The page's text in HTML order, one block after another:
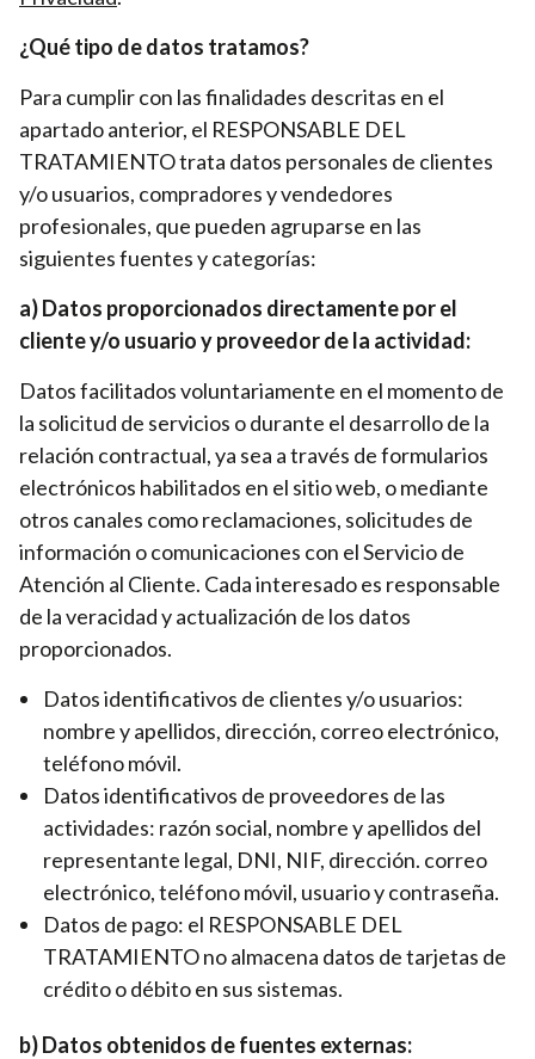
¿Qué tipo de datos tratamos?
Para cumplir con las finalidades descritas en el
apartado anterior, el RESPONSABLE DEL
TRATAMIENTO trata datos personales de clientes
y/o usuarios, compradores y vendedores
profesionales, que pueden agruparse en las
siguientes fuentes y categorías:
a) Datos proporcionados directamente por el
cliente y/o usuario y proveedor de la actividad:
Datos facilitados voluntariamente en el momento de
la solicitud de servicios o durante el desarrollo de la
relación contractual, ya sea a través de formularios
electrónicos habilitados en el sitio web, o mediante
otros canales como reclamaciones, solicitudes de
información o comunicaciones con el Servicio de
Atención al Cliente. Cada interesado es responsable
de la veracidad y actualización de los datos
proporcionados.
Datos identificativos de clientes y/o usuarios:
nombre y apellidos, dirección, correo electrónico,
teléfono móvil.
Datos identificativos de proveedores de las
actividades: razón social, nombre y apellidos del
representante legal, DNI, NIF, dirección. correo
electrónico, teléfono móvil, usuario y contraseña.
Datos de pago: el RESPONSABLE DEL
TRATAMIENTO no almacena datos de tarjetas de
crédito o débito en sus sistemas.
b) Datos obtenidos de fuentes externas: